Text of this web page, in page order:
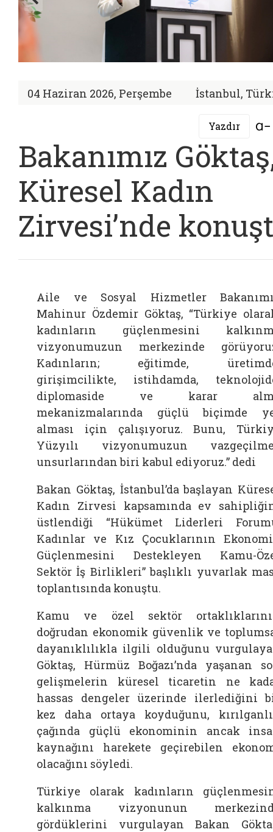
04 Haziran 2026, Perşembe İstanbul,
Yazdır
Bakanımız
Küresel Kadın
Zirvesi’nde
Aile ve Sosyal Hizmetler
Mahinur Özdemir Göktaş, “Türkiye
kadınların güçlenmesini
vizyonumuzun merkezinde
Kadınların; eğitimde,
girişimcilikte, istihdamda,
diplomaside ve karar
mekanizmalarında güçlü biçimde
alması için çalışıyoruz. Bunu,
Yüzyılı vizyonumuzun
unsurlarından biri kabul ediyoruz.” dedi
Bakan Göktaş, İstanbul’da başlayan
Kadın Zirvesi kapsamında ev
üstlendiği “Hükümet Liderleri
Kadınlar ve Kız Çocuklarının
Güçlenmesini Destekleyen Kamu-
Sektör İş Birlikleri” başlıklı yuvarlak
toplantısında konuştu.
Kamu ve özel sektör
doğrudan ekonomik güvenlik ve
dayanıklılıkla ilgili olduğunu
Göktaş, Hürmüz Boğazı’nda yaşanan
gelişmelerin küresel ticaretin ne
hassas dengeler üzerinde ilerlediğini
kez daha ortaya koyduğunu,
çağında güçlü ekonominin ancak
kaynağını harekete geçirebilen
olacağını söyledi.
Türkiye olarak kadınların
kalkınma vizyonunun
gördüklerini vurgulayan Bakan